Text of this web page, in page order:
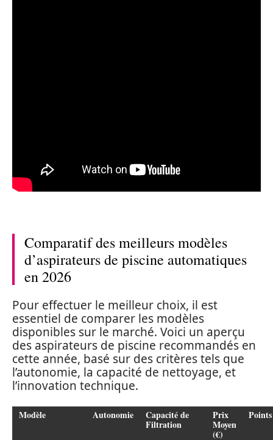
Comparatif des meilleurs modèles
d’aspirateurs de piscine automatiques
en 2026
Pour effectuer le meilleur choix, il est
essentiel de comparer les modèles
disponibles sur le marché. Voici un aperçu
des aspirateurs de piscine recommandés en
cette année, basé sur des critères tels que
l’autonomie, la capacité de nettoyage, et
l’innovation technique.
Modèle Autonomie Capacité de
Filtration
Prix
Moyen
(€)